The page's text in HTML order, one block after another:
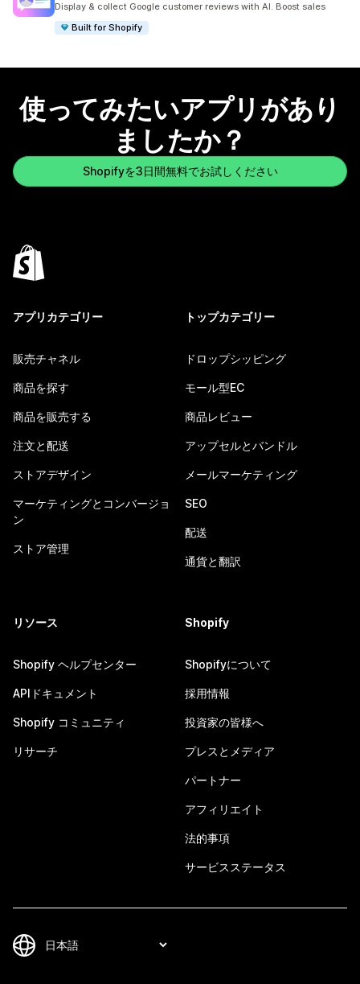
Display & collect Google customer reviews with AI. Boost sales
Built for Shopify
使ってみたいアプリがあり
ましたか？
Shopifyを3日間無料でお試しください
アプリカテゴリー
販売チャネル
商品を探す
商品を販売する
注文と配送
ストアデザイン
マーケティングとコンバージョ
ン
ストア管理
トップカテゴリー
ドロップシッピング
モール型EC
商品レビュー
アップセルとバンドル
メールマーケティング
SEO
配送
通貨と翻訳
リソース
Shopify ヘルプセンター
APIドキュメント
Shopify コミュニティ
リサーチ
Shopify
Shopifyについて
採用情報
投資家の皆様へ
プレスとメディア
パートナー
アフィリエイト
法的事項
サービスステータス